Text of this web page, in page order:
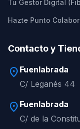
Tu Gestor Digital
Hazte Punto
Contacto y
location_on Fuenlabrada
C/ Leganés 44
location_on Fuenlabrada
C/ de la